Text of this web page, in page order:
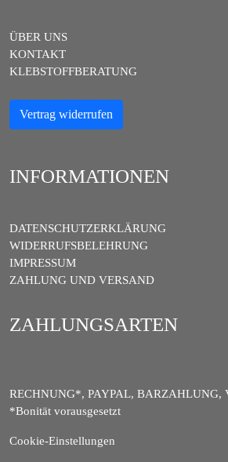
ÜBER UNS
KONTAKT
KLEBSTOFFBERATUNG
Vertrag widerrufen
INFORMATIONEN
DATENSCHUTZERKLÄRUNG
WIDERRUFSBELEHRUNG
IMPRESSUM
ZAHLUNG UND VERSAND
ZAHLUNGSARTEN
RECHNUNG*, PAYPAL, BARZAHLUNG,
*Bonität vorausgesetzt
Cookie-Einstellungen